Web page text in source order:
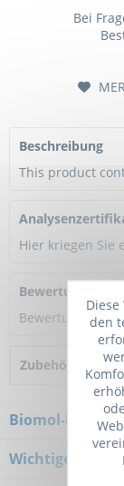
Bei
Beschreibung
This product
Hier kriegen Sie
Bewertungen
Bewertungen
Zubehör
Biomol-
Wichtiger
den